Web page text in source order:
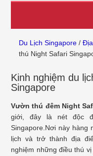
Du Lịch Singapore /
thú Night Safari
Kinh nghiệm du
Singapore
Vườn thú đêm Night
giới, đây là nét độc
Singapore.Nơi này hàng
lịch và trở thành địa
nghiệm những điều thú